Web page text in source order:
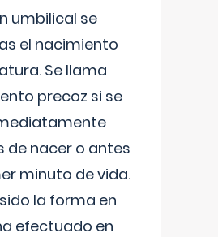
umbilical se
el nacimiento
Se llama
precoz si se
de nacer o antes
minuto de vida.
la forma en
efectuado en